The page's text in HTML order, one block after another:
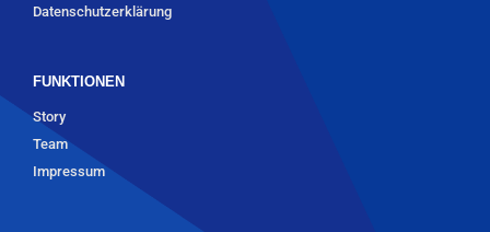
Datenschutzerklärung
FUNKTIONEN
Story
Team
Impressum